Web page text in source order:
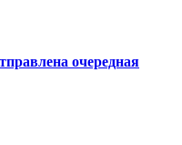
очередная